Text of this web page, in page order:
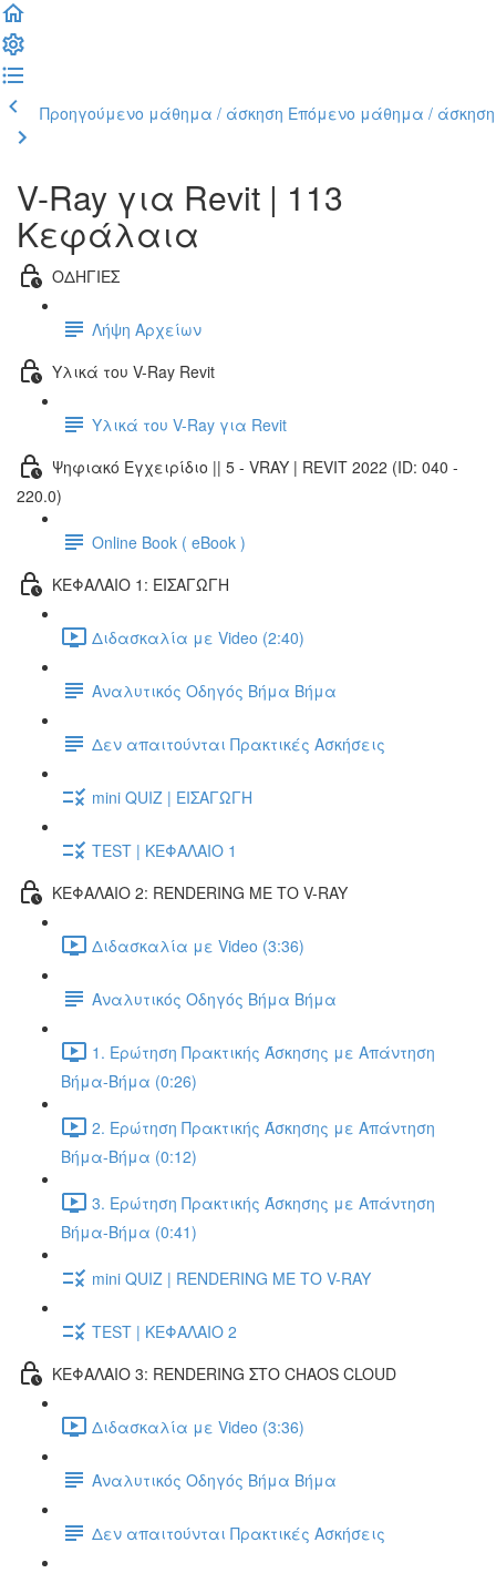
Προηγούμενο μάθημα / άσκηση Επόμενο μάθημα / άσκηση
V-Ray για Revit | 113
Κεφάλαια
ΟΔΗΓΙΕΣ
Λήψη Αρχείων
Υλικά του V-Ray Revit
Υλικά του V-Ray για Revit
Ψηφιακό Εγχειρίδιο || 5 - VRAY | REVIT 2022 (ID: 040 -
220.0)
Online Book ( eBook )
ΚΕΦΑΛΑΙΟ 1: ΕΙΣΑΓΩΓΗ
Διδασκαλία με Video (2:40)
Αναλυτικός Οδηγός Βήμα Βήμα
Δεν απαιτούνται Πρακτικές Ασκήσεις
mini QUIZ | ΕΙΣΑΓΩΓΗ
TEST | ΚΕΦΑΛΑΙΟ 1
ΚΕΦΑΛΑΙΟ 2: RENDERING ΜΕ ΤΟ V-RAY
Διδασκαλία με Video (3:36)
Αναλυτικός Οδηγός Βήμα Βήμα
1. Ερώτηση Πρακτικής Άσκησης με Απάντηση
Βήμα-Βήμα (0:26)
2. Ερώτηση Πρακτικής Άσκησης με Απάντηση
Βήμα-Βήμα (0:12)
3. Ερώτηση Πρακτικής Άσκησης με Απάντηση
Βήμα-Βήμα (0:41)
mini QUIZ | RENDERING ΜΕ ΤΟ V-RAY
TEST | ΚΕΦΑΛΑΙΟ 2
ΚΕΦΑΛΑΙΟ 3: RENDERING ΣΤΟ CHAOS CLOUD
Διδασκαλία με Video (3:36)
Αναλυτικός Οδηγός Βήμα Βήμα
Δεν απαιτούνται Πρακτικές Ασκήσεις